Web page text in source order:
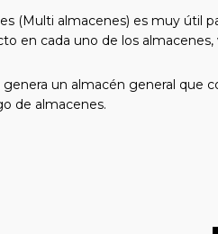
(Multi almacenes) es muy útil
en cada uno de los
un almacén general que
de almacenes.